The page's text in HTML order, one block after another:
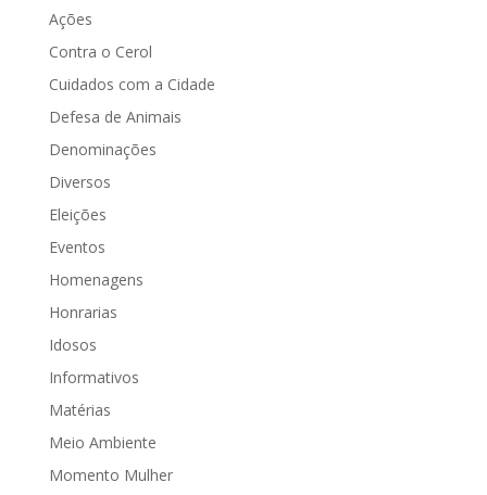
Ações
Contra o Cerol
Cuidados com a Cidade
Defesa de Animais
Denominações
Diversos
Eleições
Eventos
Homenagens
Honrarias
Idosos
Informativos
Matérias
Meio Ambiente
Momento Mulher